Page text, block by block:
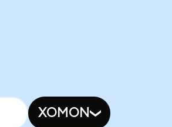
XOMON